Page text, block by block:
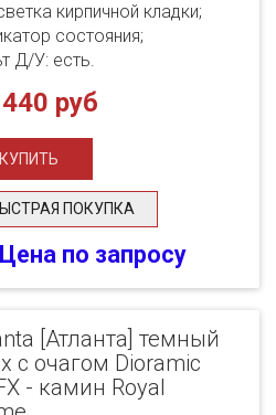
кирпичной кладки;
состояния;
Д/У: есть.
руб
ПОКУПКА
Цена по запросу
[Атланта] темный
с очагом Dioramic
- камин Royal